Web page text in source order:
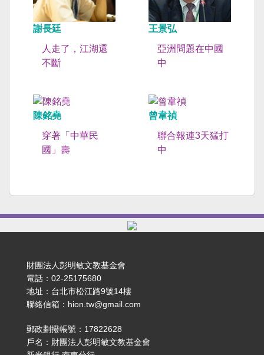
謝長廷
人走了，江湖還
不斷
王景弘
亞洲問題在中國
中
陳銘堯
穿著「中華民
國」壽
曾韋禎
聯合報連3天猛打
中
財團法人彭明敏文教基金會
電話：02-25175680
地址：台北市松江路9號14樓
聯絡信箱：hion.tw@gmail.com
郵政劃撥帳號：17822628
戶名：財團法人彭明敏文教基金會